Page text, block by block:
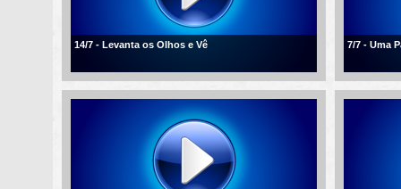
14/7 - Levanta os Olhos e Vê 7/7 - Uma